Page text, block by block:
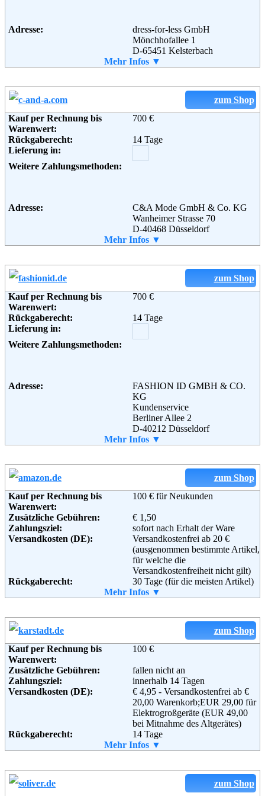
Adresse:
dress-for-less GmbH
Mönchhofallee 1
D-65451 Kelsterbach
+49 (0) 1805 - 3675377
Soziale Kanäle:
Weiterführende
Informationen:
Mehr Infos ▼
zum Shop
Kauf per Rechnung bis
Warenwert:
700 €
Rückgaberecht:
14 Tage
Lieferung in:
Weitere Zahlungsmethoden:
Adresse:
C&A Mode GmbH & Co. KG
Wanheimer Strasse 70
D-40468 Düsseldorf
+49 (0) 211 / 9872-0
Soziale Kanäle:
Weiterführende
Informationen:
Mehr Infos ▼
zum Shop
Kauf per Rechnung bis
Warenwert:
700 €
Rückgaberecht:
14 Tage
Lieferung in:
Weitere Zahlungsmethoden:
Adresse:
FASHION ID GMBH & CO.
KG
Kundenservice
Berliner Allee 2
D-40212 Düsseldorf
+49 (0) 800 - 700 31 00
Soziale Kanäle:
Weiterführende
Informationen:
Blog, AGB
Mehr Infos ▼
zum Shop
Kauf per Rechnung bis
Warenwert:
100 € für Neukunden
Zusätzliche Gebühren:
€ 1,50
Zahlungsziel:
sofort nach Erhalt der Ware
Versandkosten (DE):
Versandkostenfrei ab 20 €
(ausgenommen bestimmte Artikel,
für welche die
Versandkostenfreiheit nicht gilt)
Rückgaberecht:
30 Tage (für die meisten Artikel)
Ja, ab einem Warenwert von 40 €.
Weitere Zahlungsmethoden:
Adresse:
Amazon EU S.a.r.l.
Rue Plaetis
2338 Luxemburg
+49 (0)8 00-3 63 84 6
impressum@amazon.de
Informationen:
Mehr Infos ▼
zum Shop
Kauf per Rechnung bis
Warenwert:
100 €
Zusätzliche Gebühren:
fallen nicht an
Zahlungsziel:
innerhalb 14 Tagen
Versandkosten (DE):
€ 4,95 - Versandkostenfrei ab €
20,00 Warenkorb;EUR 29,00 für
Elektrogroßgeräte (EUR 49,00
bei Mitnahme des Altgerätes)
Rückgaberecht:
14 Tage
Ja
Weitere Zahlungsmethoden:
Mehr Infos ▼
zum Shop